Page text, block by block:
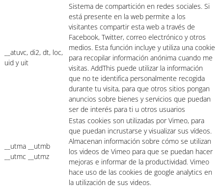
__atuvc, di2, dt, loc,
uid y uit
Sistema de compartición en redes sociales. Si
está presente en la web permite a los
visitantes compartir esta web a través de
Facebook, Twitter, correo electrónico y otros
medios. Esta función incluye y utiliza una cookie
para recopilar información anónima cuando me
visitas. AddThis puede utilizar la información
que no te identifica personalmente recogida
durante tu visita, para que otros sitios pongan
anuncios sobre bienes y servicios que puedan
ser de interés para ti u otros usuarios
__utma __utmb
__utmc __utmz
Estas cookies son utilizadas por Vimeo, para
que puedan incrustarse y visualizar sus vídeos.
Almacenan información sobre cómo se utilizan
los videos de Vimeo para que se puedan hacer
mejoras e informar de la productividad. Vimeo
hace uso de las cookies de google analytics en
la utilización de sus videos.